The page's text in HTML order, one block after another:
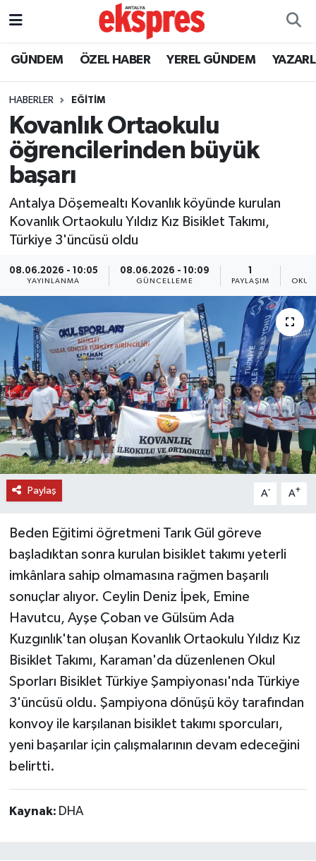
GÜNDEM ÖZEL HABER YEREL GÜNDEM
HABERLER EĞİTİM
Kovanlık Ortaokulu
öğrencilerinden büyük
başarı
Antalya Döşemealtı Kovanlık köyünde kurulan
Kovanlık Ortaokulu Yıldız Kız Bisiklet Takımı,
Türkiye 3'üncüsü oldu
08.06.2026 - 10:05
YAYINLANMA
08.06.2026 - 10:09
GÜNCELLEME
1
PAYLAŞIM
Paylaş A- A+
Beden Eğitimi öğretmeni Tarık Gül göreve
başladıktan sonra kurulan bisiklet takımı yeterli
imkânlara sahip olmamasına rağmen başarılı
sonuçlar alıyor. Ceylin Deniz İpek, Emine
Havutcu, Ayşe Çoban ve Gülsüm Ada
Kuzgınlık'tan oluşan Kovanlık Ortaokulu Yıldız Kız
Bisiklet Takımı, Karaman'da düzenlenen Okul
Sporları Bisiklet Türkiye Şampiyonası'nda Türkiye
3'üncüsü oldu. Şampiyona dönüşü köy tarafından
konvoy ile karşılanan bisiklet takımı sporcuları,
yeni başarılar için çalışmalarının devam edeceğini
belirtti.
Kaynak: DHA
ÖZEL HABER
YEREL GÜNDEM
EKONOMİ
KÜLTÜR - SANAT
SPOR
SİYASET
DÜNYA
EĞİTİM
TURİZM
RÖPORTAJ
VİDEO HABERLER
RESMİ İLAN
MAGAZİN
Nöbetçi Eczaneler
Trafik Durumu
Süper Lig Puan Durumu ve Fikstür
Tüm Manşetler
Son Dakika Haberleri
Haber Arşivi